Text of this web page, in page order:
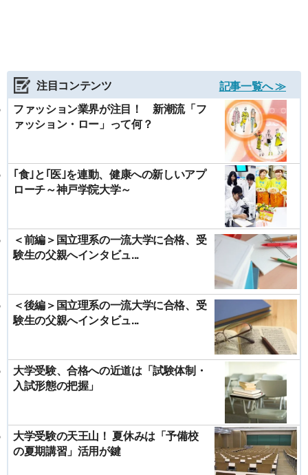
注目コンテンツ
記事一覧へ ≫
ファッション業界が注目！ 新潮流「フ
ァッション・ロー」って何？
｢食｣と｢医｣を連動、健康への新しいアプ
ローチ～神戸学院大学～
＜前編＞国立理系の一流大学に合格、受
験生の父親へインタビュ...
＜後編＞国立理系の一流大学に合格、受
験生の父親へインタビュ...
大学受験、合格への近道は「試験体制・
入試形態の把握」
大学受験の天王山！ 夏休みは「予備校
の夏期講習」活用が鍵